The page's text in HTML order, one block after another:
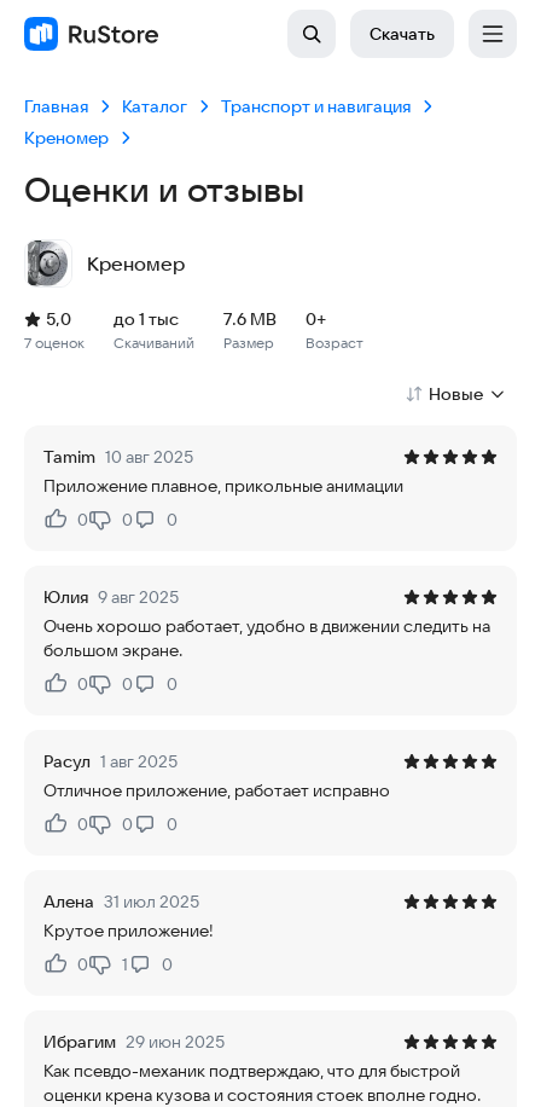
Скачать
Главная Каталог
Транспорт и навигация
Креномер
Оценки и отзывы
Креномер
Рейтинг: 5,0, 7 оценок
Скачиваний: до 1 тыс
Размер файла: 7.6 MB
Возрастное ограничение: 7.6 MB
7 оценок
5,0
Скачиваний
до 1 тыс
Размер
7.6 MB
Возраст
0+
Новые
Tamim 10 авг 2025
Приложение плавное, прикольные анимации
Нравится:
0Не нравится:
0 0
Юлия 9 авг 2025
Очень хорошо работает, удобно в движении следить на
большом экране.
Нравится:
0Не нравится:
0 0
Расул 1 авг 2025
Отличное приложение, работает исправно
Нравится:
0Не нравится:
0 0
Алена 31 июл 2025
Крутое приложение!
Нравится:
0Не нравится:
1 0
Ибрагим 29 июн 2025
Как псевдо-механик подтверждаю, что для быстрой
оценки крена кузова и состояния стоек вполне годно.